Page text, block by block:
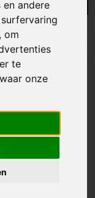
andere
om
te
onze
fun en
als
onderdeel
product weg
en met